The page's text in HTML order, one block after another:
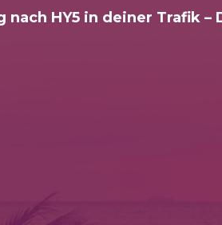
HY5 in deiner Trafik –